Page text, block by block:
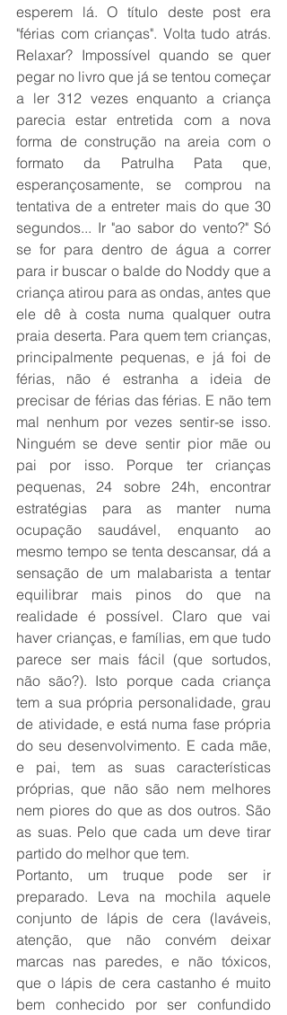
esperem lá. O título deste post era
"férias com crianças". Volta tudo atrás.
Relaxar? Impossível quando se quer
pegar no livro que já se tentou começar
a ler 312 vezes enquanto a criança
parecia estar entretida com a nova
forma de construção na areia com o
formato da Patrulha Pata que,
esperançosamente, se comprou na
tentativa de a entreter mais do que 30
segundos... Ir "ao sabor do vento?" Só
se for para dentro de água a correr
para ir buscar o balde do Noddy que a
criança atirou para as ondas, antes que
ele dê à costa numa qualquer outra
praia deserta. Para quem tem crianças,
principalmente pequenas, e já foi de
férias, não é estranha a ideia de
precisar de férias das férias. E não tem
mal nenhum por vezes sentir-se isso.
Ninguém se deve sentir pior mãe ou
pai por isso. Porque ter crianças
pequenas, 24 sobre 24h, encontrar
estratégias para as manter numa
ocupação saudável, enquanto ao
mesmo tempo se tenta descansar, dá a
sensação de um malabarista a tentar
equilibrar mais pinos do que na
realidade é possível. Claro que vai
haver crianças, e famílias, em que tudo
parece ser mais fácil (que sortudos,
não são?). Isto porque cada criança
tem a sua própria personalidade, grau
de atividade, e está numa fase própria
do seu desenvolvimento. E cada mãe,
e pai, tem as suas características
próprias, que não são nem melhores
nem piores do que as dos outros. São
as suas. Pelo que cada um deve tirar
partido do melhor que tem.
Portanto, um truque pode ser ir
preparado. Leva na mochila aquele
conjunto de lápis de cera (laváveis,
atenção, que não convém deixar
marcas nas paredes, e não tóxicos,
que o lápis de cera castanho é muito
bem conhecido por ser confundido